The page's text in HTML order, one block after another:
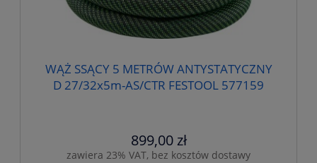
WĄŻ SSĄCY 5 METRÓW ANTYSTATYCZNY
D 27/32x5m-AS/CTR FESTOOL 577159
899,00 zł
zawiera 23% VAT, bez kosztów dostawy